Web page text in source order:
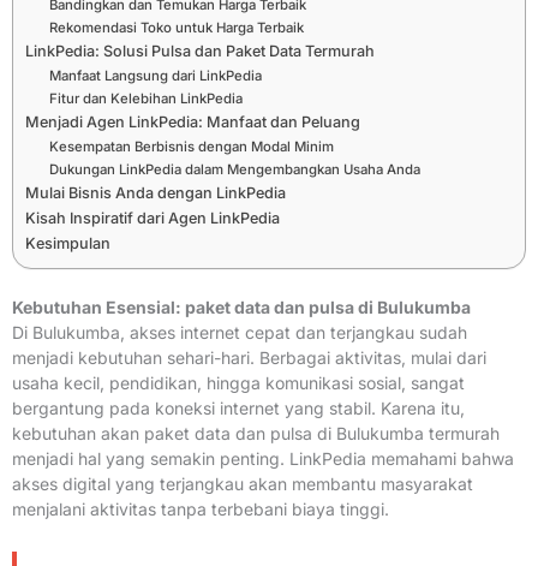
Bandingkan dan Temukan Harga Terbaik
Rekomendasi Toko untuk Harga Terbaik
LinkPedia: Solusi Pulsa dan Paket Data Termurah
Manfaat Langsung dari LinkPedia
Fitur dan Kelebihan LinkPedia
Menjadi Agen LinkPedia: Manfaat dan Peluang
Kesempatan Berbisnis dengan Modal Minim
Dukungan LinkPedia dalam Mengembangkan Usaha Anda
Mulai Bisnis Anda dengan LinkPedia
Kisah Inspiratif dari Agen LinkPedia
Kesimpulan
Kebutuhan Esensial: paket data dan pulsa di Bulukumba
Di Bulukumba, akses internet cepat dan terjangkau sudah
menjadi kebutuhan sehari-hari. Berbagai aktivitas, mulai dari
usaha kecil, pendidikan, hingga komunikasi sosial, sangat
bergantung pada koneksi internet yang stabil. Karena itu,
kebutuhan akan paket data dan pulsa di Bulukumba termurah
menjadi hal yang semakin penting. LinkPedia memahami bahwa
akses digital yang terjangkau akan membantu masyarakat
menjalani aktivitas tanpa terbebani biaya tinggi.